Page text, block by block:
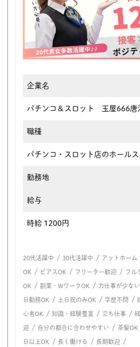
企業名
パチンコ＆スロット 玉屋666唐
職種
パチンコ・スロット店のホールス
勤務地
給与
時給 1200円
20代活躍中 / 30代活躍中 / アットホーム
OK / ピアスOK / フリーター歓迎 / フル
OK / 副業・WワークOK / 力仕事が少ない
日勤務OK / 土日祝のみOK / 学歴不問 /
心者OK / 知識・経験豊富 / 立ち仕事 /
迎 / 自分の都合に合わせやすい / 茶髪OK
日以上OK / 長く働ける / 長期歓迎 /